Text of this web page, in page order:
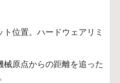
位置。ハードウェアリミ
原点からの距離を追った